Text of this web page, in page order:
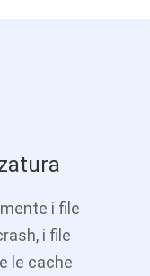
i file
i file
le cache